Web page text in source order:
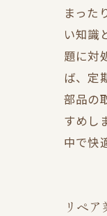
まった
い知識
題に対
ば、定
部品の
すめし
中で快
リペ